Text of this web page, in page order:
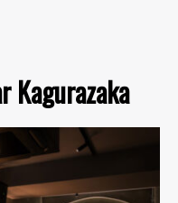
Kagurazaka